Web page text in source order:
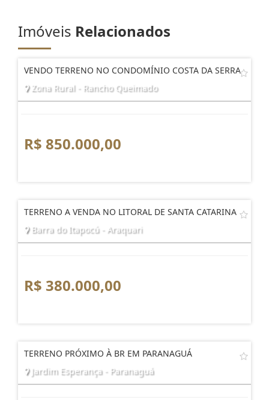
Imóveis Relacionados
VENDO TERRENO NO CONDOMÍNIO COSTA DA SERRA
Zona Rural - Rancho Queimado
R$ 850.000,00
TERRENO A VENDA NO LITORAL DE SANTA CATARINA
Barra do Itapocú - Araquari
R$ 380.000,00
TERRENO PRÓXIMO À BR EM PARANAGUÁ
Jardim Esperança - Paranaguá